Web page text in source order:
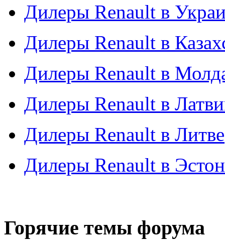
Дилеры Renault в
Дилеры Renault в
Дилеры Renault в
Дилеры Renault в
Дилеры Renault в Литве
Дилеры Renault в
Горячие темы форума